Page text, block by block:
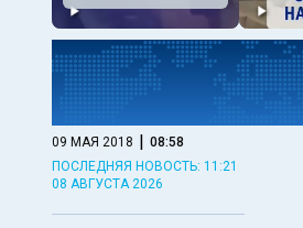
09 МАЯ 2018 | 08:58
ПОСЛЕДНЯЯ НОВОСТЬ: 11:21
08 АВГУСТА 2026